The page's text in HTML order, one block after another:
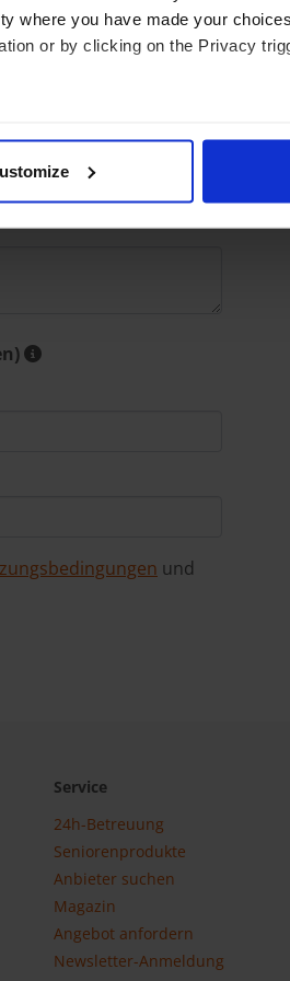
where you have made your
or by clicking on the Privacy
and set your preferences in the
und
Service
24h-Betreuung
Seniorenprodukte
Anbieter suchen
Magazin
Angebot anfordern
Newsletter-Anmeldung